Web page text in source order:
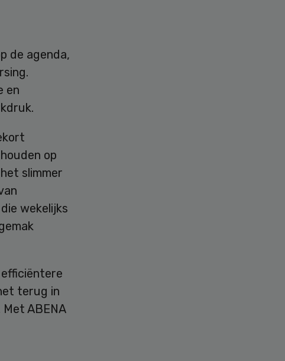
de agenda,
en
op
slimmer
wekelijks
terug in
ABENA